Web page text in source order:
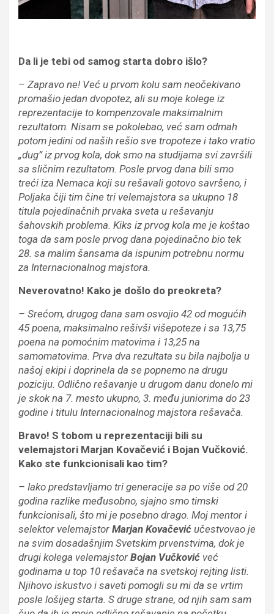
Da li je tebi od samog starta dobro išlo?
– Zapravo ne! Već u prvom kolu sam neočekivano
promašio jedan dvopotez, ali su moje kolege iz
reprezentacije to kompenzovale maksimalnim
rezultatom. Nisam se pokolebao, već sam odmah
potom jedini od naših rešio sve tropoteze i tako vratio
„dug” iz prvog kola, dok smo na studijama svi završili
sa sličnim rezultatom. Posle prvog dana bili smo
treći iza Nemaca koji su rešavali gotovo savršeno, i
Poljaka čiji tim čine tri velemajstora sa ukupno 18
titula pojedinačnih prvaka sveta u rešavanju
šahovskih problema. Kiks iz prvog kola me je koštao
toga da sam posle prvog dana pojedinačno bio tek
28. sa malim šansama da ispunim potrebnu normu
za Internacionalnog majstora.
Neverovatno! Kako je došlo do preokreta?
– Srećom, drugog dana sam osvojio 42 od mogućih
45 poena, maksimalno rešivši višepoteze i sa 13,75
poena na pomoćnim matovima i 13,25 na
samomatovima. Prva dva rezultata su bila najbolja u
našoj ekipi i doprinela da se popnemo na drugu
poziciju. Odlično rešavanje u drugom danu donelo mi
je skok na 7. mesto ukupno, 3. među juniorima do 23
godine i titulu Internacionalnog majstora rešavača.
Bravo! S tobom u reprezentaciji bili su
velemajstori Marjan Kovačević i Bojan Vučković.
Kako ste funkcionisali kao tim?
– Iako predstavljamo tri generacije sa po više od 20
godina razlike međusobno, sjajno smo timski
funkcionisali, što mi je posebno drago. Moj mentor i
selektor velemajstor Marjan Kovačević učestvovao je
na svim dosadašnjim Svetskim prvenstvima, dok je
drugi kolega velemajstor Bojan Vučković već
godinama u top 10 rešavača na svetskoj rejting listi.
Njihovo iskustvo i saveti pomogli su mi da se vrtim
posle lošijeg starta. S druge strane, od njih sam sam